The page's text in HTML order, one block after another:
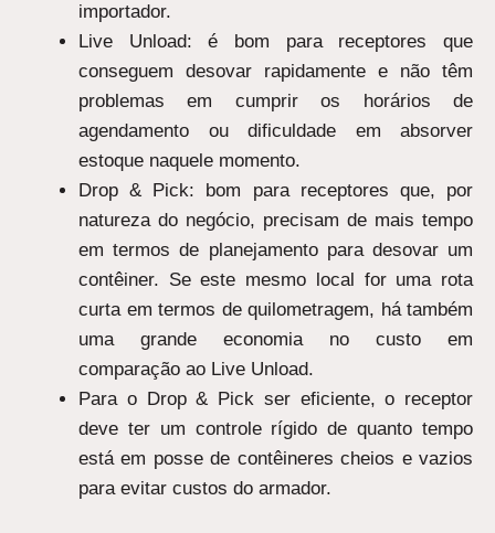
importador.
Live Unload: é bom para receptores que
conseguem desovar rapidamente e não têm
problemas em cumprir os horários de
agendamento ou dificuldade em absorver
estoque naquele momento.
Drop & Pick: bom para receptores que, por
natureza do negócio, precisam de mais tempo
em termos de planejamento para desovar um
contêiner. Se este mesmo local for uma rota
curta em termos de quilometragem, há também
uma grande economia no custo em
comparação ao Live Unload.
Para o Drop & Pick ser eficiente, o receptor
deve ter um controle rígido de quanto tempo
está em posse de contêineres cheios e vazios
para evitar custos do armador.